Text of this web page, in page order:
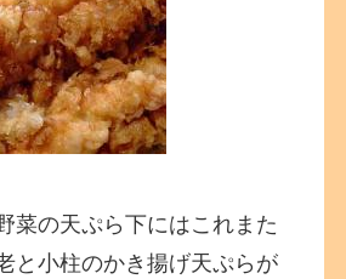
菜の天ぷら下にはこれまた
と小柱のかき揚げ天ぷらが